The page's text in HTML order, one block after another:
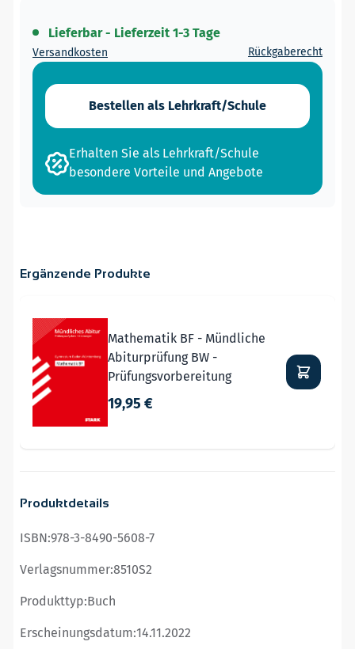
Lieferbar - Lieferzeit 1-3 Tage
Versandkosten Rückgaberecht
Bestellen als Lehrkraft/Schule
Erhalten Sie als Lehrkraft/Schule
besondere Vorteile und Angebote
Ergänzende Produkte
Mathematik BF - Mündliche
Abiturprüfung BW -
Prüfungsvorbereitung
19,95 €
Produktdetails
ISBN:978-3-8490-5608-7
Verlagsnummer:8510S2
Produkttyp:Buch
Erscheinungsdatum:14.11.2022